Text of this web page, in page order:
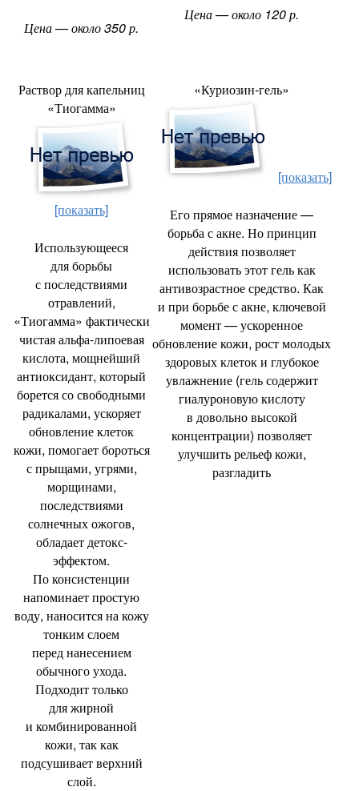
Цена — около 350 р.
Цена — около 120 р.
Раствор для капельниц
«Тиогамма»
[показать]
Использующееся
для борьбы
с последствиями
отравлений,
«Тиогамма» фактически
чистая альфа-липоевая
кислота, мощнейший
антиоксидант, который
борется со свободными
радикалами, ускоряет
обновление клеток
кожи, помогает бороться
с прыщами, угрями,
морщинами,
последствиями
солнечных ожогов,
обладает детокс-
эффектом.
По консистенции
напоминает простую
воду, наносится на кожу
тонким слоем
перед нанесением
обычного ухода.
Подходит только
для жирной
и комбинированной
кожи, так как
подсушивает верхний
слой.
«Куриозин-гель»
[показать]
Его прямое назначение —
борьба с акне. Но принцип
действия позволяет
использовать этот гель как
антивозрастное средство. Как
и при борьбе с акне, ключевой
момент — ускоренное
обновление кожи, рост молодых
здоровых клеток и глубокое
увлажнение (гель содержит
гиалуроновую кислоту
в довольно высокой
концентрации) позволяет
улучшить рельеф кожи,
разгладить